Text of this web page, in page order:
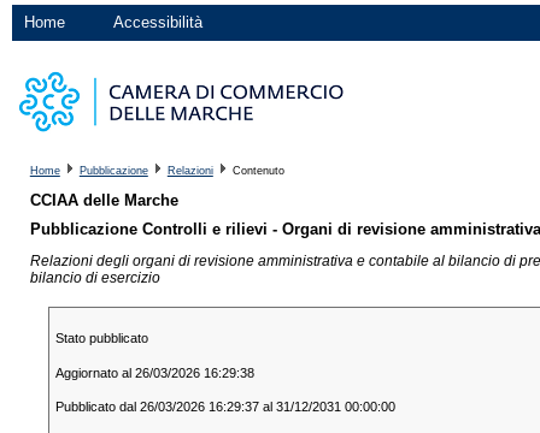
Home Accessibilità
Home Pubblicazione Relazioni Contenuto
CCIAA delle Marche
Pubblicazione Controlli e rilievi - Organi di revisione
Relazioni degli organi di revisione amministrativa e contabile al bilancio di
bilancio di esercizio
Stato pubblicato
Aggiornato al 26/03/2026 16:29:38
Pubblicato dal 26/03/2026 16:29:37 al 31/12/2031 00:00:00